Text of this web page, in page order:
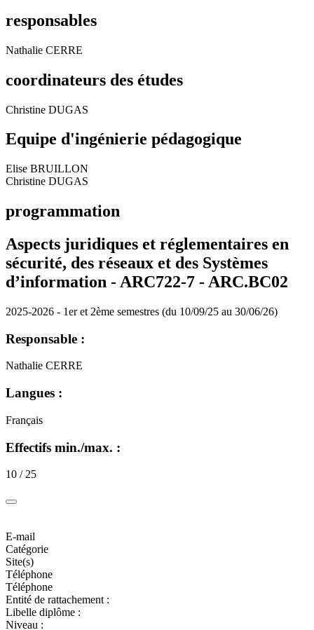
responsables
Nathalie CERRE
coordinateurs des études
Christine DUGAS
Equipe d'ingénierie pédagogique
Elise BRUILLON
Christine DUGAS
programmation
Aspects juridiques et réglementaires en
sécurité, des réseaux et des Systèmes
d’information - ARC722-7 - ARC.BC02
2025-2026 - 1er et 2ème semestres (du 10/09/25 au 30/06/26)
Responsable :
Nathalie CERRE
Langues :
Français
Effectifs min./max. :
10 / 25
E-mail
Catégorie
Site(s)
Téléphone
Téléphone
Entité de rattachement :
Libelle diplôme :
Niveau :